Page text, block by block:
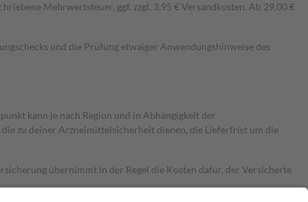
Mehrwertsteuer, ggf. zzgl. 3,95 € Versandkosten. Ab 29,00 €
und die Prüfung etwaiger Anwendungshinweise des
kann je nach Region und in Abhängigkeit der
zu deiner Arzneimittelsicherheit dienen, die Lieferfrist um die
übernimmt in der Regel die Kosten dafür, der Versicherte